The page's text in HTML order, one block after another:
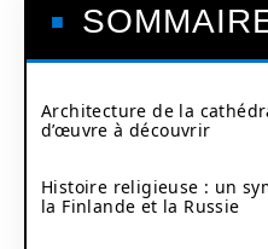
Architecture de la
d’œuvre à découvrir
Histoire religieuse : un
la Finlande et la Russie